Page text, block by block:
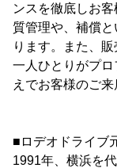
ンスを徹底しお
質管理や、補償
ります。また、
一人ひとりがプ
えでお客様のご
■ロデオドライブ
1991年、横浜を